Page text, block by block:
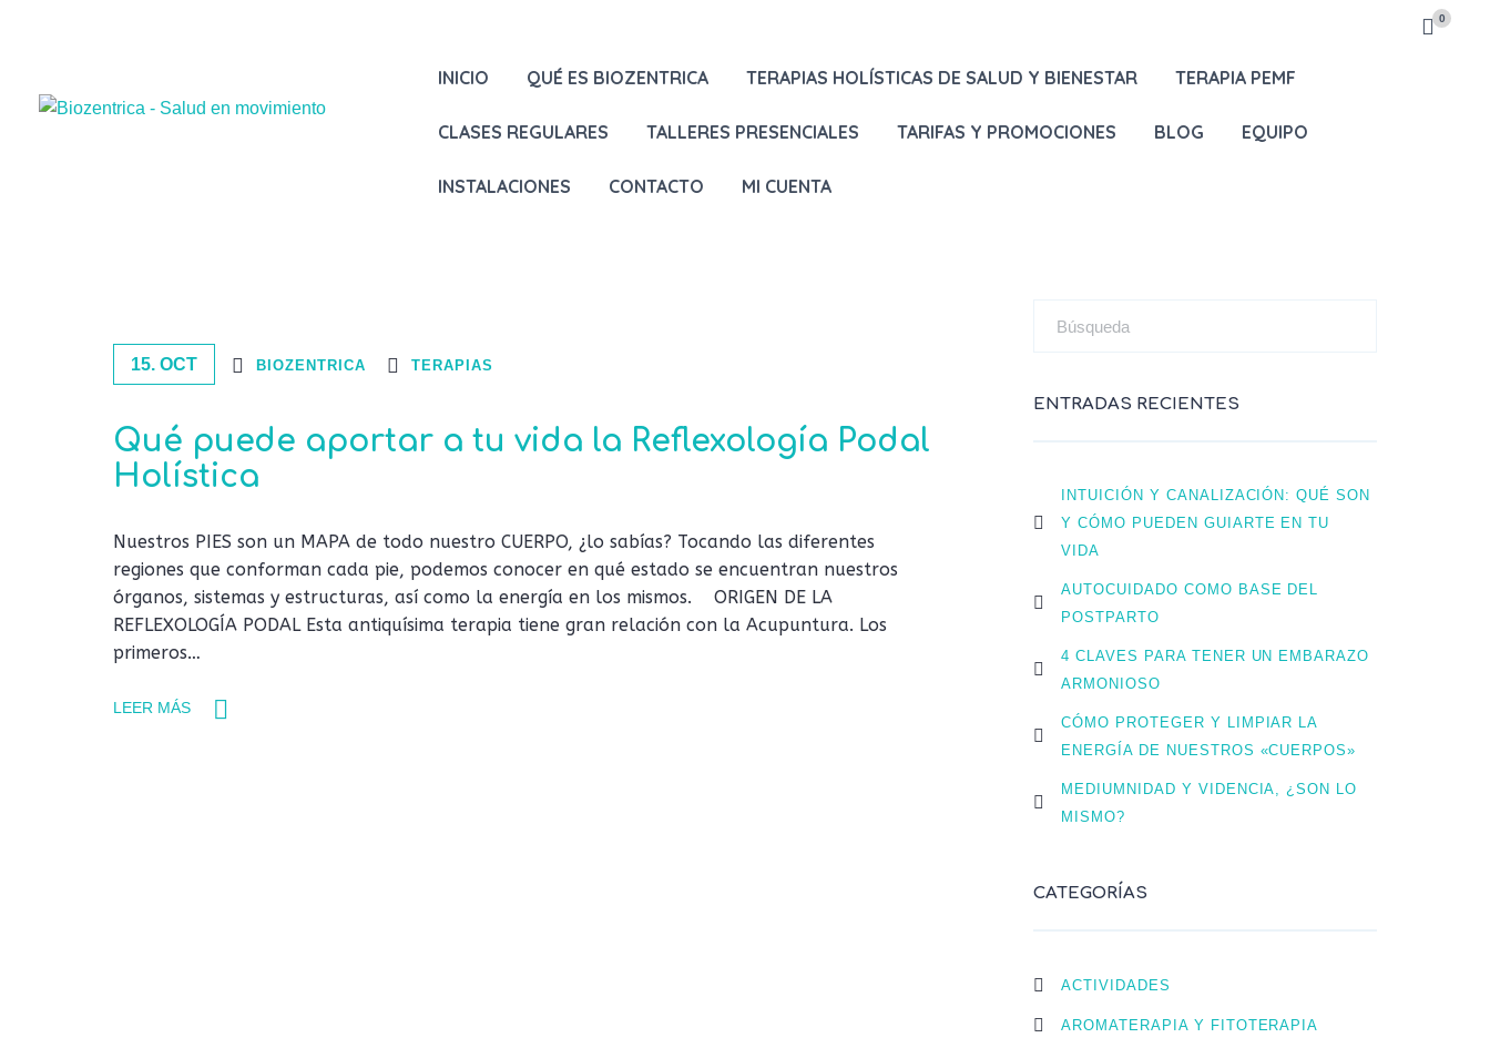
0
INICIO QUÉ ES BIOZENTRICA TERAPIAS HOLÍSTICAS DE SALUD Y BIENESTAR TERAPIA PEMF
CLASES REGULARES TALLERES PRESENCIALES TARIFAS Y PROMOCIONES BLOG EQUIPO
INSTALACIONES CONTACTO MI CUENTA
15. OCT BIOZENTRICA TERAPIAS
Qué puede aportar a tu vida la Reflexología Podal
Holística
Nuestros PIES son un MAPA de todo nuestro CUERPO, ¿lo sabías? Tocando las diferentes
regiones que conforman cada pie, podemos conocer en qué estado se encuentran nuestros
órganos, sistemas y estructuras, así como la energía en los mismos. ORIGEN DE LA
REFLEXOLOGÍA PODAL Esta antiquísima terapia tiene gran relación con la Acupuntura. Los
primeros…
LEER MÁS
ENTRADAS RECIENTES
INTUICIÓN Y CANALIZACIÓN: QUÉ SON
Y CÓMO PUEDEN GUIARTE EN TU
VIDA
AUTOCUIDADO COMO BASE DEL
POSTPARTO
4 CLAVES PARA TENER UN EMBARAZO
ARMONIOSO
CÓMO PROTEGER Y LIMPIAR LA
ENERGÍA DE NUESTROS «CUERPOS»
MEDIUMNIDAD Y VIDENCIA, ¿SON LO
MISMO?
CATEGORÍAS
ACTIVIDADES
AROMATERAPIA Y FITOTERAPIA